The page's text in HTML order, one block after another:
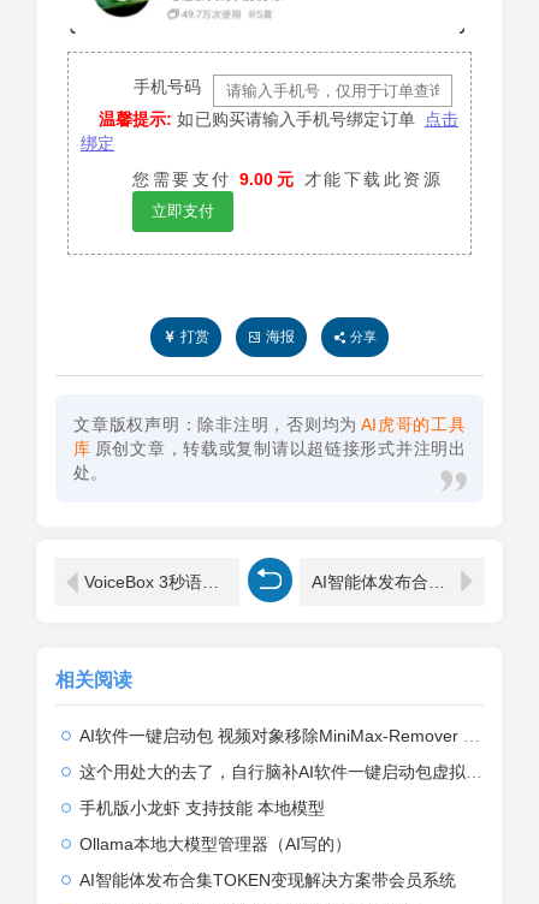
手机号码
温馨提示: 如已购买请输入手机号绑定订单
点击
绑定
您需要支付9.00元 才能下载此资源
立即支付
打赏 海报 分享
文章版权声明：除非注明，否则均为 AI虎哥的工具
库 原创文章，转载或复制请以超链接形式并注明出
处。
相关阅读
AI软件一键启动包 视频对象移除MiniMax-Remover 一键启动，无需部署，无需授权 ...
这个用处大的去了，自行脑补AI软件一键启动包虚拟试衣FashnVtonl.5
手机版小龙虾 支持技能 本地模型
Ollama本地大模型管理器（AI写的）
AI智能体发布合集TOKEN变现解决方案带会员系统